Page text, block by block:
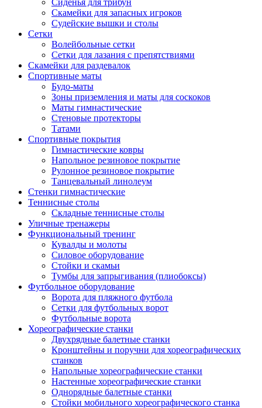
Скамейки для запасных игроков
Судейские вышки и столы
Сетки
Волейбольные сетки
Сетки для лазания с препятствиями
Скамейки для раздевалок
Спортивные маты
Будо-маты
Зоны приземления и маты для соскоков
Маты гимнастические
Стеновые протекторы
Татами
Спортивные покрытия
Гимнастические ковры
Напольное резиновое покрытие
Рулонное резиновое покрытие
Танцевальный линолеум
Стенки гимнастические
Теннисные столы
Складные теннисные столы
Уличные тренажеры
Функциональный тренинг
Кувалды и молоты
Силовое оборудование
Стойки и скамьи
Тумбы для запрыгивания (плиобоксы)
Футбольное оборудование
Ворота для пляжного футбола
Сетки для футбольных ворот
Футбольные ворота
Хореографические станки
Двухрядные балетные станки
Кронштейны и поручни для хореографических
станков
Напольные хореографические станки
Настенные хореографические станки
Однорядные балетные станки
Стойки мобильного хореографического станка